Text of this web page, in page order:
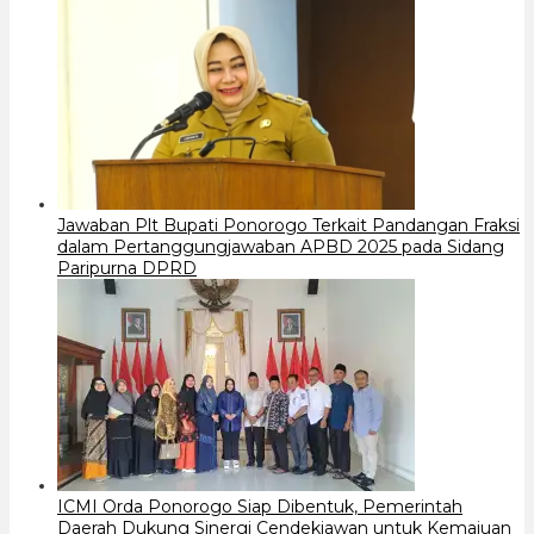
Jawaban Plt Bupati Ponorogo Terkait Pandangan Fraksi
dalam Pertanggungjawaban APBD 2025 pada Sidang
Paripurna DPRD
ICMI Orda Ponorogo Siap Dibentuk, Pemerintah
Daerah Dukung Sinergi Cendekiawan untuk Kemajuan